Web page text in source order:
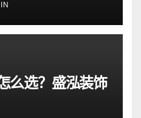
么选？盛泓装饰